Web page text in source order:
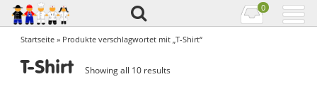
0
Startseite » Produkte verschlagwortet mit „T-Shirt“
T-Shirt Showing all 10 results